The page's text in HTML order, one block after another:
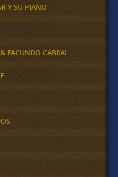
Y SU PIANO
FACUNDO CABRAL